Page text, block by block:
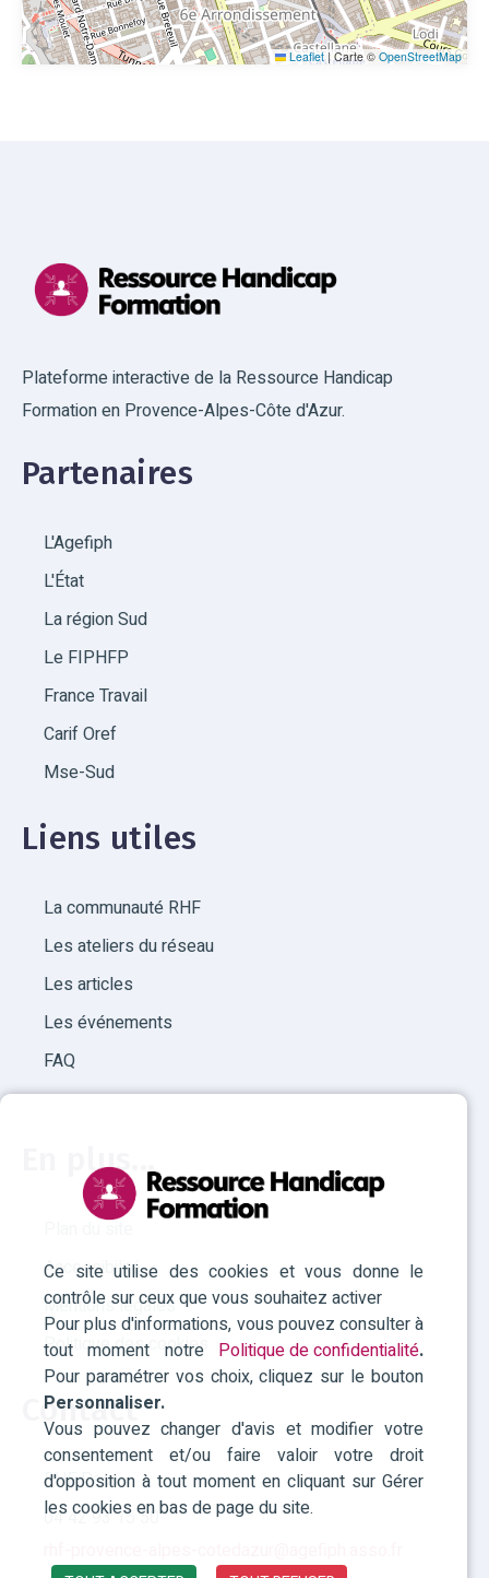
Ce site utilise des cookies et vous donne le
contrôle sur ceux que vous souhaitez activer
Pour plus d'informations, vous pouvez consulter à
tout moment notre Politique de confidentialité.
Pour paramétrer vos choix, cliquez sur le bouton
Personnaliser.
Vous pouvez changer d'avis et modifier votre
consentement et/ou faire valoir votre droit
d'opposition à tout moment en cliquant sur Gérer
les cookies en bas de page du site.
Leaflet |Carte © OpenStreetMap
Plateforme interactive de la Ressource Handicap
Formation en Provence-Alpes-Côte d'Azur.
Partenaires
L'Agefiph
L'État
La région Sud
Le FIPHFP
France Travail
Carif Oref
Mse-Sud
Liens utiles
La communauté RHF
Les ateliers du réseau
Les articles
Les événements
FAQ
En plus...
Plan du site
Accessibilité
Mentions légales
Politique des cookies
Contact
RHF Paca
04 42 93 15 50